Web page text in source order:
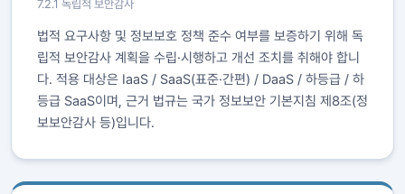
7.2.1 독립적 보안감사
법적 요구사항 및 정보보호 정책 준수 여부를 보증하기 위해 독
립적 보안감사 계획을 수립·시행하고 개선 조치를 취해야 합니
다. 적용 대상은 IaaS / SaaS(표준·간편) / DaaS / 하등급 / 하
등급 SaaS이며, 근거 법규는 국가 정보보안 기본지침 제8조(정
보보안감사 등)입니다.